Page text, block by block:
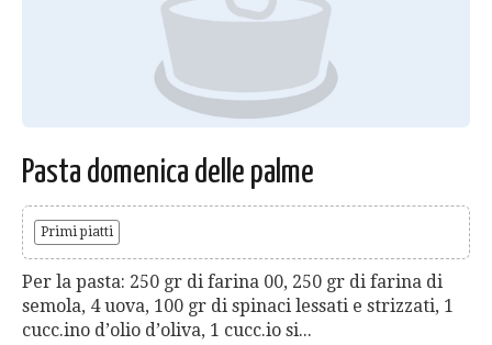
Pasta domenica delle palme
Primi piatti
Per la pasta: 250 gr di farina 00, 250 gr di farina di
semola, 4 uova, 100 gr di spinaci lessati e strizzati, 1
cucc.ino d’olio d’oliva, 1 cucc.io si...